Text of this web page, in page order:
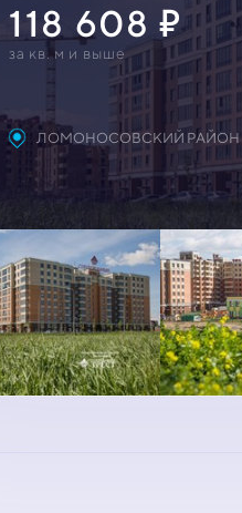
118 608
за кв. м и выше
ЛОМОНОСОВСКИЙ РАЙОН